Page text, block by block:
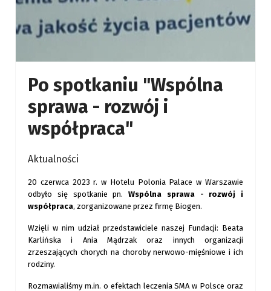
Po spotkaniu "Wspólna
sprawa - rozwój i
współpraca"
Aktualności
20 czerwca 2023 r. w Hotelu Polonia Palace w Warszawie
odbyło się spotkanie pn. Wspólna sprawa - rozwój i
współpraca, zorganizowane przez firmę Biogen.
Wzięli w nim udział przedstawiciele naszej Fundacji: Beata
Karlińska i Ania Mądrzak oraz innych organizacji
zrzeszających chorych na choroby nerwowo-mięśniowe i ich
rodziny.
Rozmawialiśmy m.in. o efektach leczenia SMA w Polsce oraz